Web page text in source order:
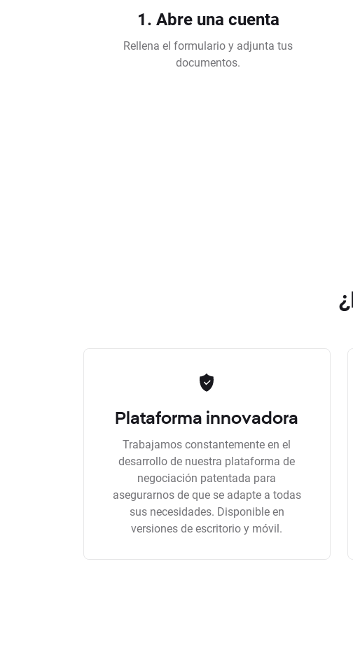
1. Abre una cuenta
Rellena el formulario y adjunta tus
documentos.
Plataforma innovadora
Trabajamos constantemente en el
desarrollo de nuestra plataforma de
negociación patentada para
asegurarnos de que se adapte a todas
sus necesidades. Disponible en
versiones de escritorio y móvil.